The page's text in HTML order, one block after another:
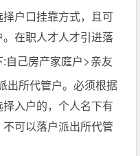
户口挂靠方式，且可
在职人才人才引进落
自己房产家庭户 > 亲友
出所代管户。必须根据
入户的，个人名下有
可以落户派出所代管